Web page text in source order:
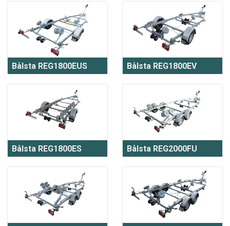
Bålsta REG1800EUS Bålsta REG1800EV
Bålsta REG1800ES Bålsta REG2000FU